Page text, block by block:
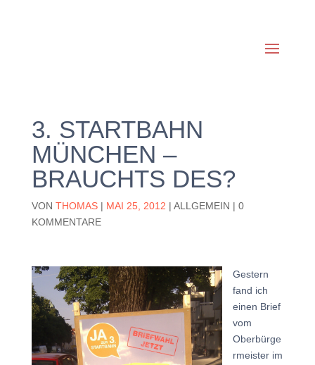
3. STARTBAHN
MÜNCHEN –
BRAUCHTS DES?
VON THOMAS| MAI 25, 2012 | ALLGEMEIN | 0
KOMMENTARE
Gestern
fand ich
einen Brief
vom
Oberbürge
rmeister im